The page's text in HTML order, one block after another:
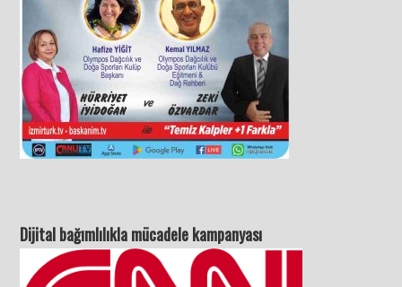
Dijital bağımlılıkla mücadele kampanyası